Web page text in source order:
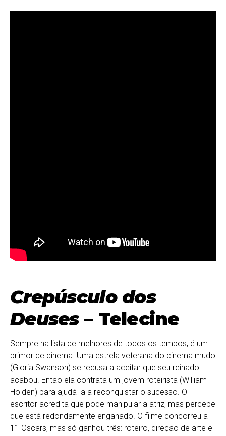
Crepúsculo dos
Deuses– Telecine
Sempre na lista de melhores de todos os tempos, é um
primor de cinema. Uma estrela veterana do cinema mudo
(Gloria Swanson) se recusa a aceitar que seu reinado
acabou. Então ela contrata um jovem roteirista (William
Holden) para ajudá-la a reconquistar o sucesso. O
escritor acredita que pode manipular a atriz, mas percebe
que está redondamente enganado. O filme concorreu a
11 Oscars, mas só ganhou três: roteiro, direção de arte e